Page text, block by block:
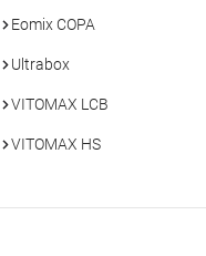
Eomix COPA
Ultrabox
VITOMAX LCB
VITOMAX HS